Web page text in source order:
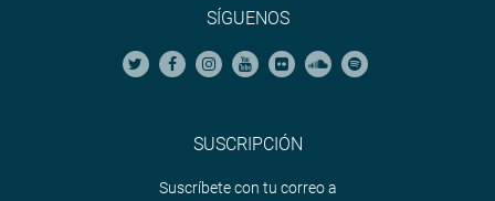
SÍGUENOS
SUSCRIPCIÓN
Suscríbete con tu correo a